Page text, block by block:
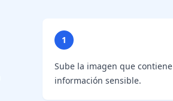
1
Sube la imagen que contiene
información sensible.